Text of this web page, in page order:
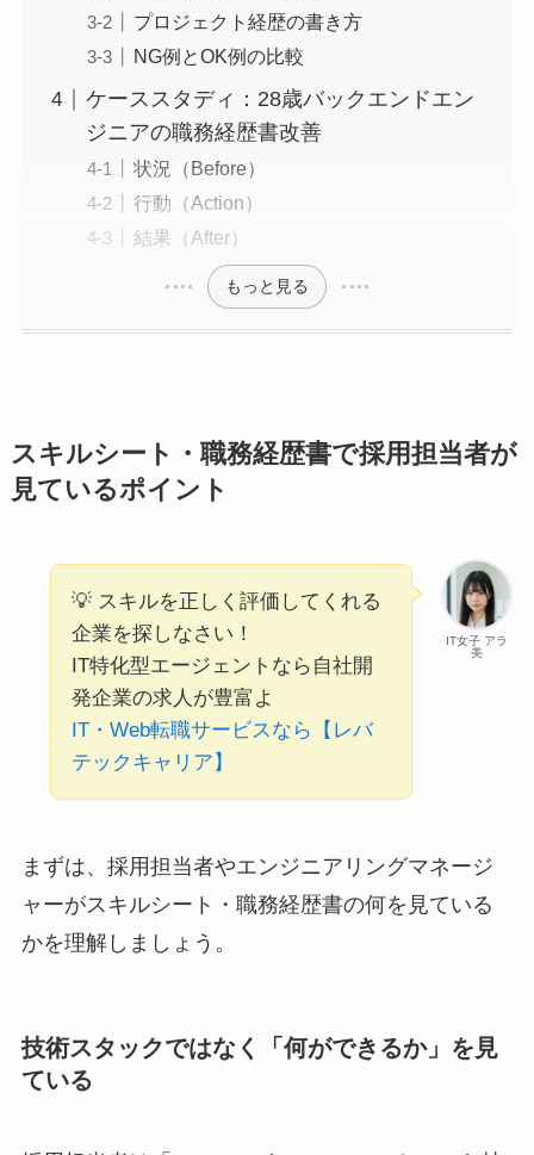
プロジェクト経歴の書き方
NG例とOK例の比較
ケーススタディ：28歳バックエンドエン
ジニアの職務経歴書改善
状況（Before）
行動（Action）
結果（After）
もっと見る
スキルシート・職務経歴書で採用担当者が
見ているポイント
IT女子 アラ
美
💡 スキルを正しく評価してくれる
企業を探しなさい！
IT特化型エージェントなら自社開
発企業の求人が豊富よ
IT・Web転職サービスなら【レバ
テックキャリア】
まずは、採用担当者やエンジニアリングマネージ
ャーがスキルシート・職務経歴書の何を見ている
かを理解しましょう。
技術スタックではなく「何ができるか」を見
ている